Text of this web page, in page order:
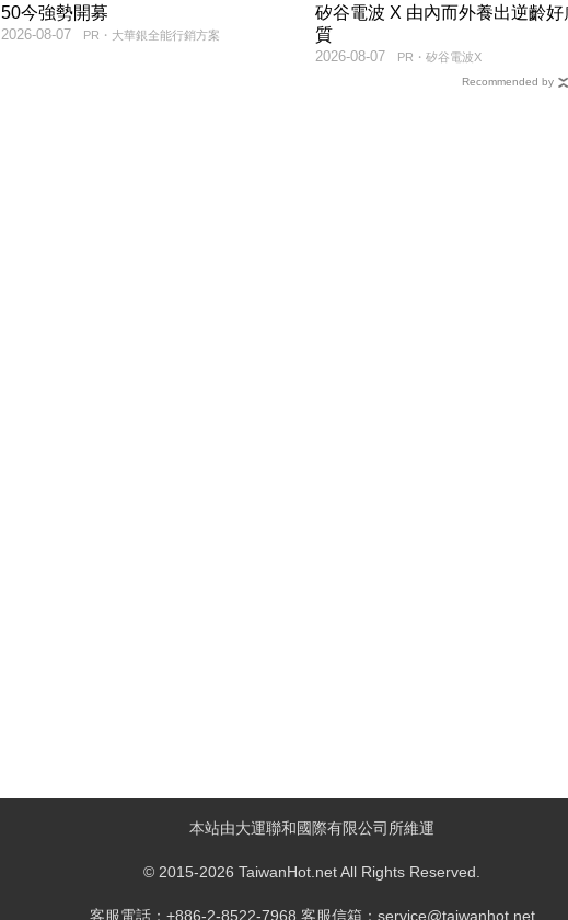
50今強勢開募
PR・大華銀全能行銷方案
2026-08-07
矽谷電波 X 由內而外養出逆齡好
質
PR・矽谷電波X
2026-08-07
Recommended by
本站由大運聯和國際有限公司所維運
© 2015-2026 TaiwanHot.net All Rights Reserved.
客服電話：+886-2-8522-7968 客服信箱：service@taiwanhot.net